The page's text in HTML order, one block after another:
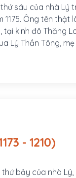
sáu của nhà Lý
1175. Ông tên thật
tại kinh đô Thăng
Lý Thần Tông, mẹ
Tông (1173 - 1210)
bảy của nhà Lý,